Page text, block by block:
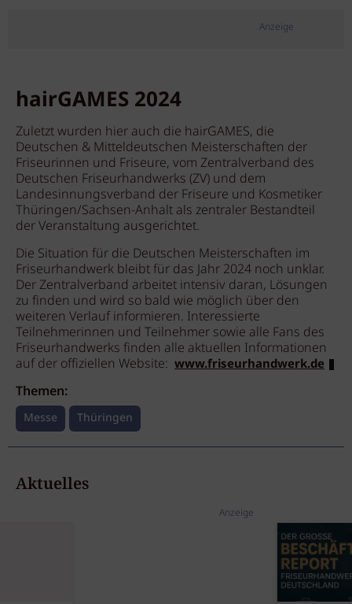
Anzeige
hairGAMES 2024
Zuletzt wurden hier auch die hairGAMES, die
Deutschen & Mitteldeutschen Meisterschaften der
Friseurinnen und Friseure, vom Zentralverband des
Deutschen Friseurhandwerks (ZV) und dem
Landesinnungsverband der Friseure und Kosmetiker
Thüringen/Sachsen-Anhalt als zentraler Bestandteil
der Veranstaltung ausgerichtet.
Die Situation für die Deutschen Meisterschaften im
Friseurhandwerk bleibt für das Jahr 2024 noch unklar.
Der Zentralverband arbeitet intensiv daran, Lösungen
zu finden und wird so bald wie möglich über den
weiteren Verlauf informieren. Interessierte
Teilnehmerinnen und Teilnehmer sowie alle Fans des
Friseurhandwerks finden alle aktuellen Informationen
auf der offiziellen Website: www.friseurhandwerk.de
Themen:
Messe Thüringen
Aktuelles
Anzeige